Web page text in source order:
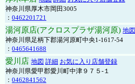
神奈川県厚木市岡田3005
： 0462201721
湯河原店(アクロスプラザ湯河原) 地図
神奈川県足柄下郡湯河原町中央1-1617-54
： 0465641688
愛川店 地図 詳細 お気に入り店舗登録
神奈川県愛甲郡愛川町中津９７５-１
： 0462841562